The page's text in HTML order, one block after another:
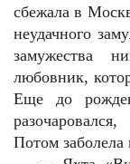
сбежала в
неудачного
замужества
любовник,
Еще до
Потом